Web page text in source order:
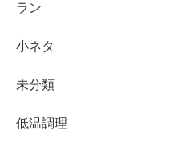
ラン
小ネタ
未分類
低温調理